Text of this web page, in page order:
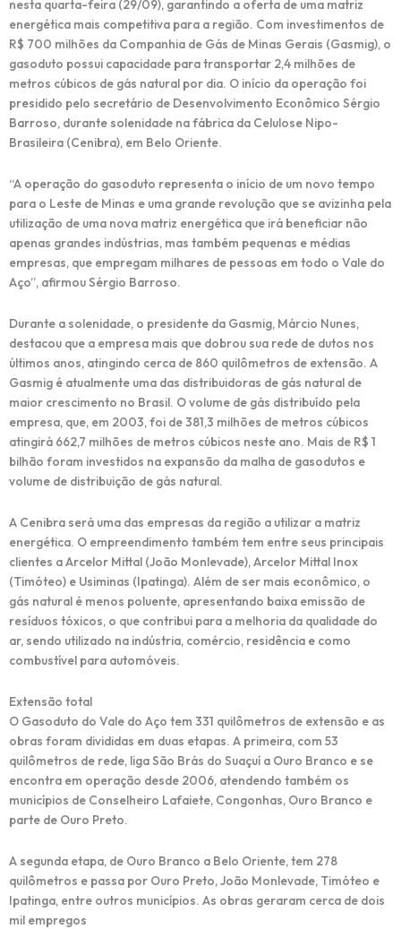
nesta quarta-feira (29/09), garantindo a oferta de uma matriz
energética mais competitiva para a região. Com investimentos de
R$ 700 milhões da Companhia de Gás de Minas Gerais (Gasmig), o
gasoduto possui capacidade para transportar 2,4 milhões de
metros cúbicos de gás natural por dia. O início da operação foi
presidido pelo secretário de Desenvolvimento Econômico Sérgio
Barroso, durante solenidade na fábrica da Celulose Nipo-
Brasileira (Cenibra), em Belo Oriente.
“A operação do gasoduto representa o início de um novo tempo
para o Leste de Minas e uma grande revolução que se avizinha pela
utilização de uma nova matriz energética que irá beneficiar não
apenas grandes indústrias, mas também pequenas e médias
empresas, que empregam milhares de pessoas em todo o Vale do
Aço”, afirmou Sérgio Barroso.
Durante a solenidade, o presidente da Gasmig, Márcio Nunes,
destacou que a empresa mais que dobrou sua rede de dutos nos
últimos anos, atingindo cerca de 860 quilômetros de extensão. A
Gasmig é atualmente uma das distribuidoras de gás natural de
maior crescimento no Brasil. O volume de gás distribuído pela
empresa, que, em 2003, foi de 381,3 milhões de metros cúbicos
atingirá 662,7 milhões de metros cúbicos neste ano. Mais de R$ 1
bilhão foram investidos na expansão da malha de gasodutos e
volume de distribuição de gás natural.
A Cenibra será uma das empresas da região a utilizar a matriz
energética. O empreendimento também tem entre seus principais
clientes a Arcelor Mittal (João Monlevade), Arcelor Mittal Inox
(Timóteo) e Usiminas (Ipatinga). Além de ser mais econômico, o
gás natural é menos poluente, apresentando baixa emissão de
resíduos tóxicos, o que contribui para a melhoria da qualidade do
ar, sendo utilizado na indústria, comércio, residência e como
combustível para automóveis.
Extensão total
O Gasoduto do Vale do Aço tem 331 quilômetros de extensão e as
obras foram divididas em duas etapas. A primeira, com 53
quilômetros de rede, liga São Brás do Suaçuí a Ouro Branco e se
encontra em operação desde 2006, atendendo também os
municípios de Conselheiro Lafaiete, Congonhas, Ouro Branco e
parte de Ouro Preto.
A segunda etapa, de Ouro Branco a Belo Oriente, tem 278
quilômetros e passa por Ouro Preto, João Monlevade, Timóteo e
Ipatinga, entre outros municípios. As obras geraram cerca de dois
mil empregos